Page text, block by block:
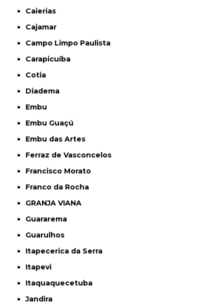
Caierias
Cajamar
Campo Limpo Paulista
Carapicuíba
Cotia
Diadema
Embu
Embu Guaçú
Embu das Artes
Ferraz de Vasconcelos
Francisco Morato
Franco da Rocha
GRANJA VIANA
Guararema
Guarulhos
Itapecerica da Serra
Itapevi
Itaquaquecetuba
Jandira